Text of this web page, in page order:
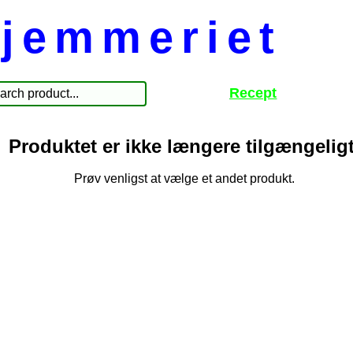
Recept
Produktet er ikke længere
Prøv venligst at vælge et andet produkt.